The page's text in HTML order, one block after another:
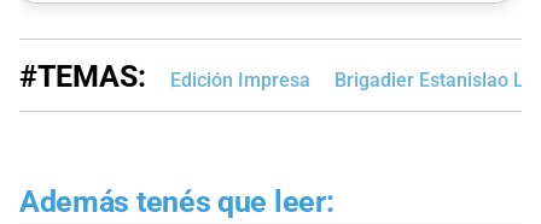
#TEMAS: Edición Impresa Brigadier Estanislao
Además tenés que leer: